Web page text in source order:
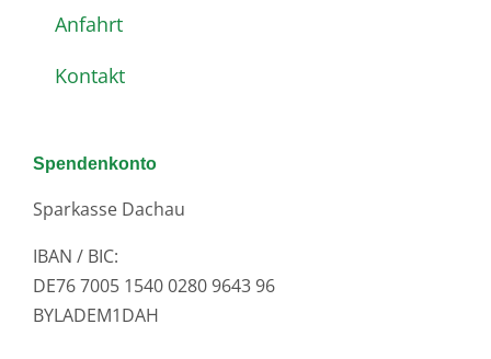
Anfahrt
Kontakt
Spendenkonto
Sparkasse Dachau
IBAN / BIC:
DE76 7005 1540 0280 9643 96
BYLADEM1DAH